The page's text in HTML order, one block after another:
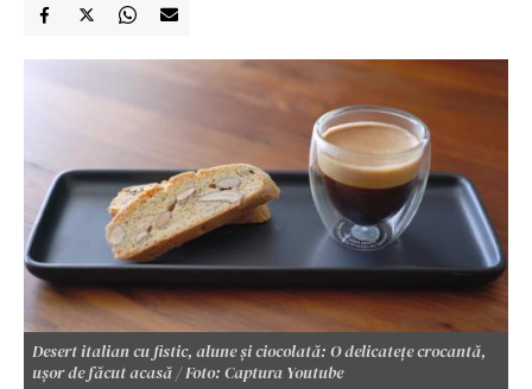
Desert italian cu fistic, alune și ciocolată: O delicatețe crocantă,
ușor de făcut acasă / Foto: Captura Youtube